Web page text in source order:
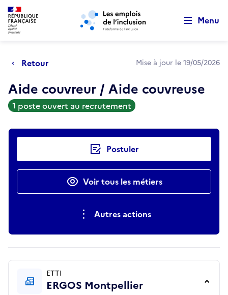
Aller au menu principal Aller au contenu principal
Menu
Retour Mise à jour le 19/05/2026
Aide couvreur / Aide couvreuse
1 poste ouvert au recrutement
Actions rapides Postuler
Voir tous les métiers
Autres actions
ETTI
ERGOS Montpellier
Retour au début de la page
Panneau de gestion des cookies